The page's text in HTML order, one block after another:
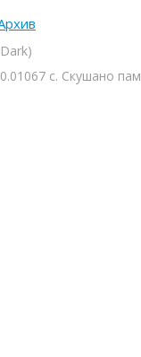
с. Скушано